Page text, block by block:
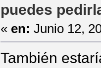
puedes
« en: Junio 12,
También